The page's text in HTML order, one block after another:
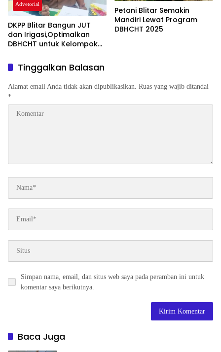
Advetorial
DKPP Blitar Bangun JUT
dan Irigasi,Optimalkan
DBHCHT untuk Kelompok
Petani Blitar Semakin
Mandiri Lewat Program
DBHCHT 2025
Tinggalkan Balasan
Alamat email Anda tidak akan dipublikasikan. Ruas yang wajib ditandai
*
Simpan nama, email, dan situs web saya pada peramban ini untuk
komentar saya berikutnya.
Baca Juga